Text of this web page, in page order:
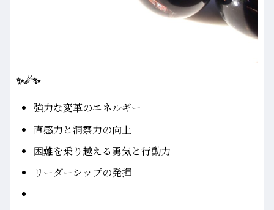
✨☄✨
強力な変革のエネルギー
直感力と洞察力の向上
困難を乗り越える勇気と行動力
リーダーシップの発揮